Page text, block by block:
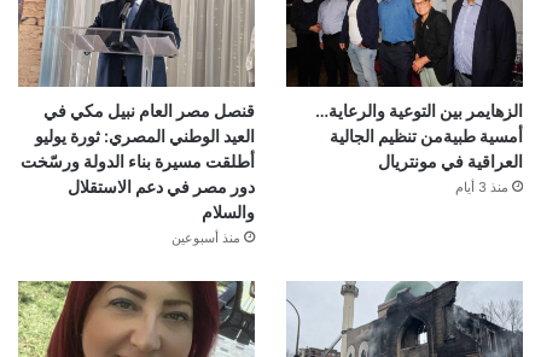
الزهايمر بين التوعية والرعاية…
أمسية طبيةمن تنظيم الجالية
العراقية في مونتريال
منذ 3 أيام
قنصل مصر العام نبيل مكي في
العيد الوطني المصري: ثورة يوليو
أطلقت مسيرة بناء الدولة ورسّخت
دور مصر في دعم الاستقلال
والسلام
منذ أسبوعين